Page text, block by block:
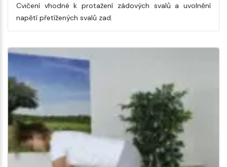
Cvičení vhodné k protažení zádových svalů a uvolnění
napětí přetížených svalů zad.